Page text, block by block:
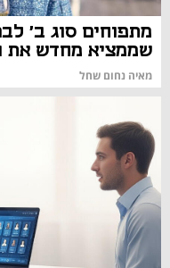
מתפוחים סוג ב'
שממציא מחדש את
מאיה נחום שחל